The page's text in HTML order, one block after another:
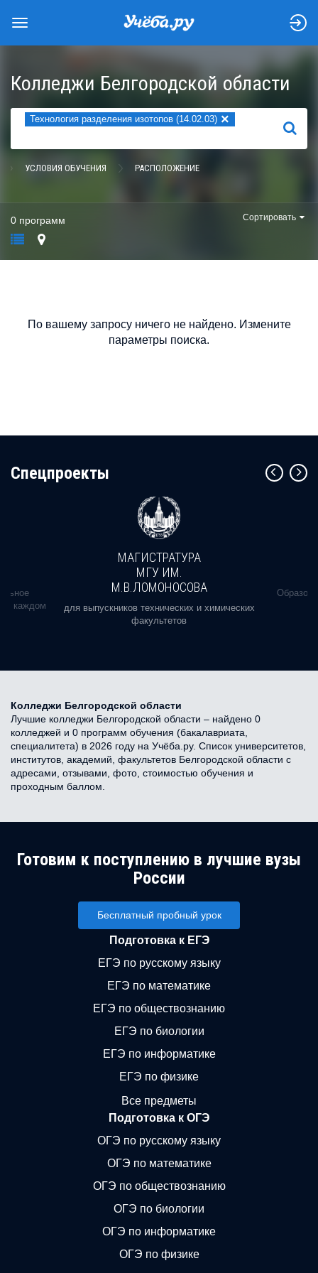
Колледжи Белгородской области
Технология разделения изотопов (14.02.03) ×
НАЙТИ
УСЛОВИЯ ОБУЧЕНИЯ РАСПОЛОЖЕНИЕ
0 программ Сортировать
По вашему запросу ничего не найдено. Измените
параметры поиска.
Cпецпроекты
в каждом
МАГИСТРАТУРА
МГУ ИМ.
М.В.ЛОМОНОСОВА
для выпускников технических и химических
факультетов
Колледжи Белгородской области
Лучшие колледжи Белгородской области – найдено 0
колледжей и 0 программ обучения (бакалавриата,
специалитета) в 2026 году на Учёба.ру. Список университетов,
институтов, академий, факультетов Белгородской области с
адресами, отзывами, фото, стоимостью обучения и
проходным баллом.
Готовим к поступлению в лучшие вузы
России
Бесплатный пробный урок
Подготовка к ЕГЭ
ЕГЭ по русскому языку
ЕГЭ по математике
ЕГЭ по обществознанию
ЕГЭ по биологии
ЕГЭ по информатике
ЕГЭ по физике
Все предметы
Подготовка к ОГЭ
ОГЭ по русскому языку
ОГЭ по математике
ОГЭ по обществознанию
ОГЭ по биологии
ОГЭ по информатике
ОГЭ по физике